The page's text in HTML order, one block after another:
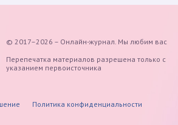
© 2017–2026 – Онлайн-журнал. Мы любим вас
Перепечатка материалов разрешена только с
указанием первоисточника
Политика конфиденциальности